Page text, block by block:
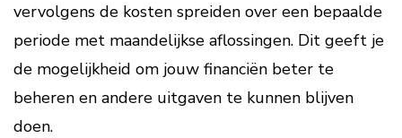
vervolgens de kosten spreiden over een bepaalde
periode met maandelijkse aflossingen. Dit geeft je
de mogelijkheid om jouw financiën beter te
beheren en andere uitgaven te kunnen blijven
doen.